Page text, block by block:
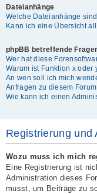
Dateianhänge
Welche Dateianhänge
Kann ich eine Übersicht
phpBB betreffende
Wer hat diese
Warum ist Funktion x oder
An wen soll ich mich
Anfragen zu diesem
Wie kann ich einen
Registrierung und
Wozu muss ich mich
Eine Registrierung ist
Administration dieses
musst, um Beiträge zu